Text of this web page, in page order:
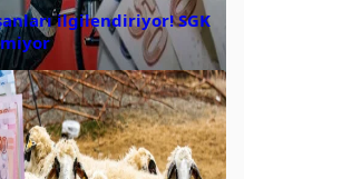
ilgilendiriyor! SGK